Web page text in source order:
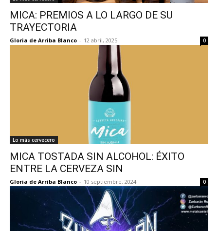
MICA: PREMIOS A LO LARGO DE SU
TRAYECTORIA
Gloria de Arriba Blanco - 12 abril, 2025 0
Lo más cervecero
MICA TOSTADA SIN ALCOHOL: ÉXITO
ENTRE LA CERVEZA SIN
Gloria de Arriba Blanco - 10 septiembre, 2024 0